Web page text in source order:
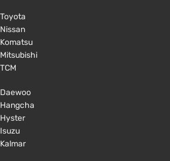
Toyota
Nissan
Komatsu
Mitsubishi
TCM
Daewoo
Hangcha
Hyster
Isuzu
Kalmar